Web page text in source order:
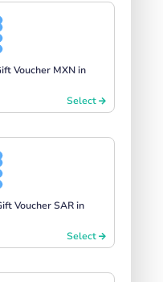
Voucher MXN in
Select
Voucher SAR in
Select